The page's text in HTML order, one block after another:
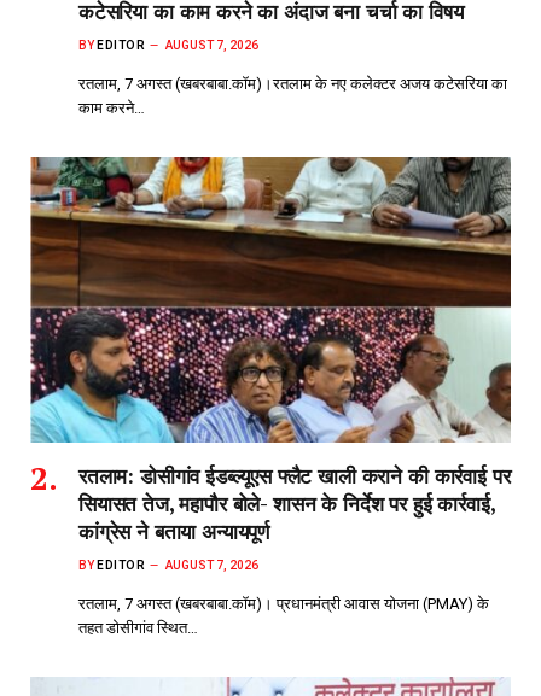
कटेसरिया का काम करने का अंदाज बना चर्चा का विषय
BY EDITOR AUGUST 7, 2026
रतलाम, 7 अगस्त (खबरबाबा.कॉम)।रतलाम के नए कलेक्टर अजय कटेसरिया का
काम करने…
रतलाम: डोसीगांव ईडब्ल्यूएस फ्लैट खाली कराने की कार्रवाई पर
सियासत तेज, महापौर बोले- शासन के निर्देश पर हुई कार्रवाई,
कांग्रेस ने बताया अन्यायपूर्ण
BY EDITOR AUGUST 7, 2026
रतलाम, 7 अगस्त (खबरबाबा.कॉम)। प्रधानमंत्री आवास योजना (PMAY) के
तहत डोसीगांव स्थित…